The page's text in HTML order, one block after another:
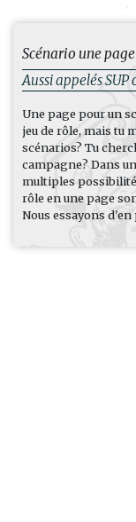
Scénario une page
Aussi appelés
Une page pour un
jeu de rôle, mais tu
scénarios? Tu
campagne? Dans
multiples
rôle en une page
Nous essayons